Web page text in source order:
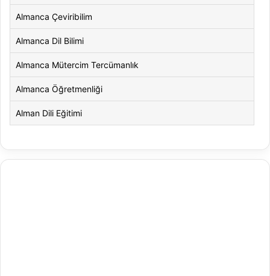
Almanca Çeviribilim
Almanca Dil Bilimi
Almanca Mütercim Tercümanlık
Almanca Öğretmenliği
Alman Dili Eğitimi
Alman Kültürü ve Edebiyatı